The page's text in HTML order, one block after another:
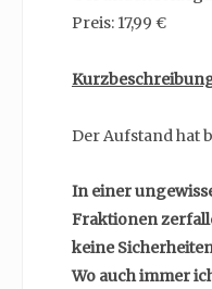
Preis: 17,99 €
Der Aufstand hat
In einer
Fraktionen
keine
Wo auch immer